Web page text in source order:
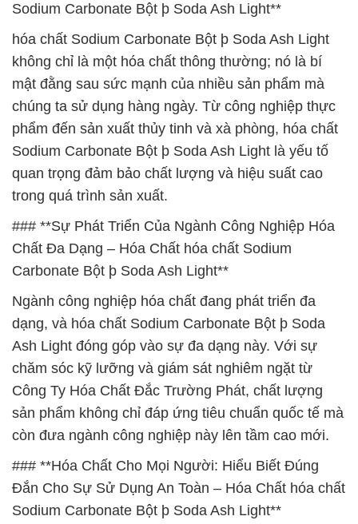
Sodium Carbonate Bột þ Soda Ash Light**
hóa chất Sodium Carbonate Bột þ Soda Ash Light
không chỉ là một hóa chất thông thường; nó là bí
mật đằng sau sức mạnh của nhiều sản phẩm mà
chúng ta sử dụng hàng ngày. Từ công nghiệp thực
phẩm đến sản xuất thủy tinh và xà phòng, hóa chất
Sodium Carbonate Bột þ Soda Ash Light là yếu tố
quan trọng đảm bảo chất lượng và hiệu suất cao
trong quá trình sản xuất.
### **Sự Phát Triển Của Ngành Công Nghiệp Hóa
Chất Đa Dạng – Hóa Chất hóa chất Sodium
Carbonate Bột þ Soda Ash Light**
Ngành công nghiệp hóa chất đang phát triển đa
dạng, và hóa chất Sodium Carbonate Bột þ Soda
Ash Light đóng góp vào sự đa dạng này. Với sự
chăm sóc kỹ lưỡng và giám sát nghiêm ngặt từ
Công Ty Hóa Chất Đắc Trường Phát, chất lượng
sản phẩm không chỉ đáp ứng tiêu chuẩn quốc tế mà
còn đưa ngành công nghiệp này lên tầm cao mới.
### **Hóa Chất Cho Mọi Người: Hiểu Biết Đúng
Đắn Cho Sự Sử Dụng An Toàn – Hóa Chất hóa chất
Sodium Carbonate Bột þ Soda Ash Light**